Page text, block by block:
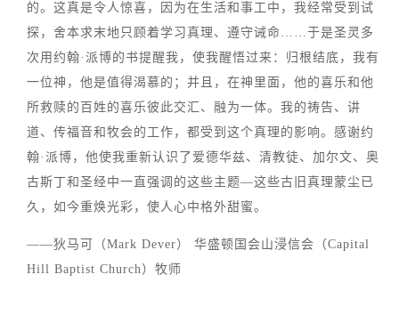
的。这真是令人惊喜，因为在生活和事工中，我经常受到试
探，舍本求末地只顾着学习真理、遵守诫命……于是圣灵多
次用约翰·派博的书提醒我，使我醒悟过来：归根结底，我有
一位神，他是值得渴慕的；并且，在神里面，他的喜乐和他
所救赎的百姓的喜乐彼此交汇、融为一体。我的祷告、讲
道、传福音和牧会的工作，都受到这个真理的影响。感谢约
翰·派博，他使我重新认识了爱德华兹、清教徒、加尔文、奥
古斯丁和圣经中一直强调的这些主题—这些古旧真理蒙尘已
久，如今重焕光彩，使人心中格外甜蜜。
——狄马可（Mark Dever） 华盛顿国会山浸信会（Capital
Hill Baptist Church）牧师